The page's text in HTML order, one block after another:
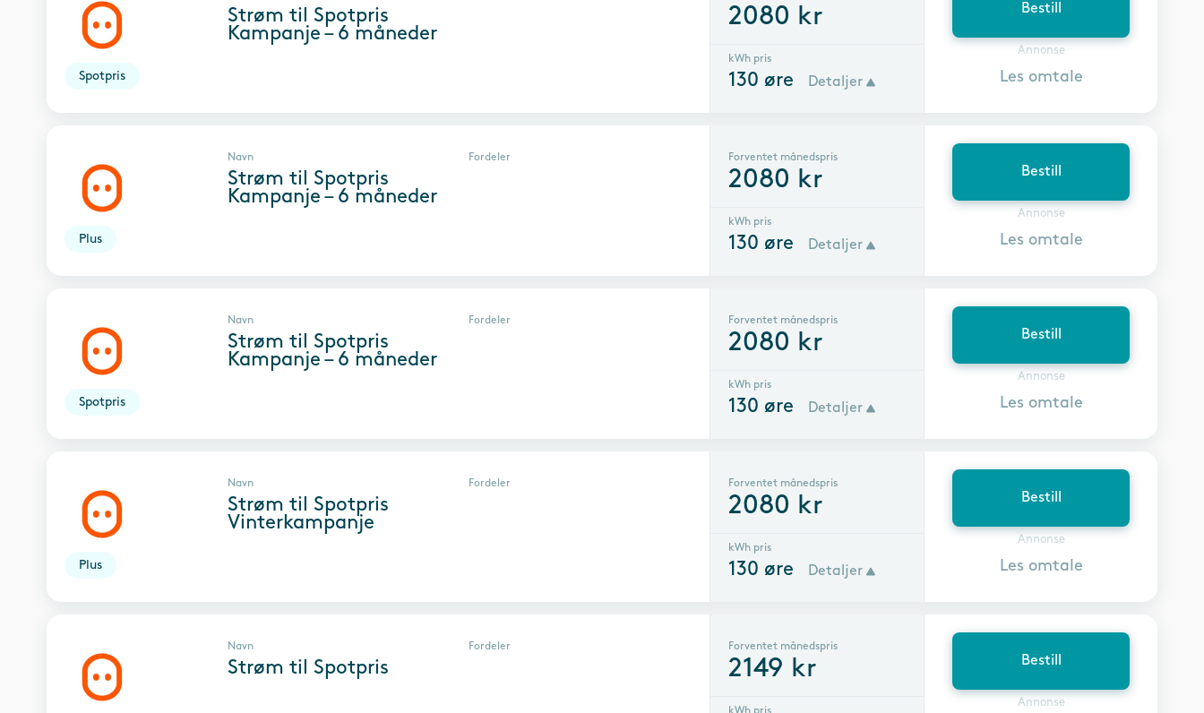
Spotpris
Strøm til Spotpris
Kampanje – 6 måneder
2080 kr
kWh pris
130 øre Detaljer
Bestill
Annonse
Les omtale
Plus
Navn
Strøm til Spotpris
Kampanje – 6 måneder
Fordeler Forventet månedspris
2080 kr
kWh pris
130 øre Detaljer
Bestill
Annonse
Les omtale
Spotpris
Navn
Strøm til Spotpris
Kampanje – 6 måneder
Fordeler Forventet månedspris
2080 kr
kWh pris
130 øre Detaljer
Bestill
Annonse
Les omtale
Plus
Navn
Strøm til Spotpris
Vinterkampanje
Fordeler Forventet månedspris
2080 kr
kWh pris
130 øre Detaljer
Bestill
Annonse
Les omtale
Navn
Strøm til Spotpris
Fordeler Forventet månedspris
2149 kr Bestill
Annonse